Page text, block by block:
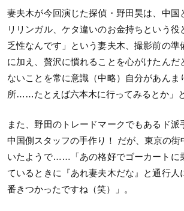
妻夫木が今回演じた探偵・野田昊は、中国
リリンガル、ケタ違いのお金持ちという役
乏性なんです」という妻夫木、撮影前の準
に加え、贅沢に慣れることを心がけたんだ
ないことを常に意識（中略）自分があんま
所……たとえば六本木に行ってみるとか」と
また、野田のトレードマークでもあるド派
中国側スタッフの手作り！ だが、東京の街
いたようで……「あの格好でゴーカートに
ているときに『あれ妻夫木だな』と通行人
番きつかったですね（笑）」。